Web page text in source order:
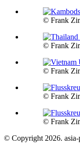
© Frank
© Frank
© Frank
© Frank
© Frank
© Copyright 2026.